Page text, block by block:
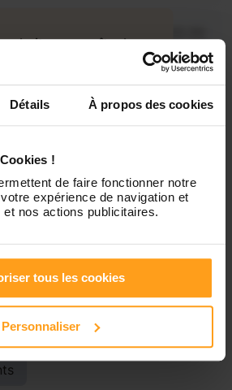
Détails À propos des cookies
!
de faire fonctionner notre
expérience de navigation et
nos actions publicitaires.
tous les cookies
Personnaliser
Disponible de 00:00 à 00:00
Disponible de 00:00 à 00:00
connaître les
Contactez-nous